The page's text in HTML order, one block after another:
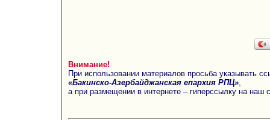
Внимание!
При использовании материалов просьба указывать
«Бакинско-Азербайджанская епархия РПЦ»
а при размещении в интернете – гиперссылку на наш